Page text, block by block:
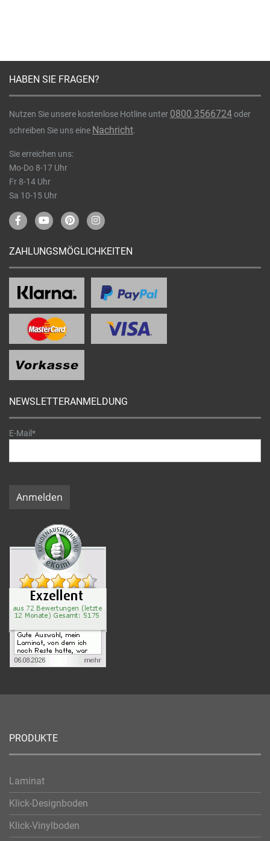
HABEN SIE FRAGEN?
Nutzen Sie unsere kostenlose Hotline unter 0800 3566724oder
schreiben Sie uns eine Nachricht.
Sie erreichen uns:
Mo-Do 8-17 Uhr
Fr 8-14 Uhr
Sa 10-15 Uhr
ZAHLUNGSMÖGLICHKEITEN
NEWSLETTERANMELDUNG
E-Mail*
Anmelden
PRODUKTE
Laminat
Klick-Designboden
Klick-Vinylboden